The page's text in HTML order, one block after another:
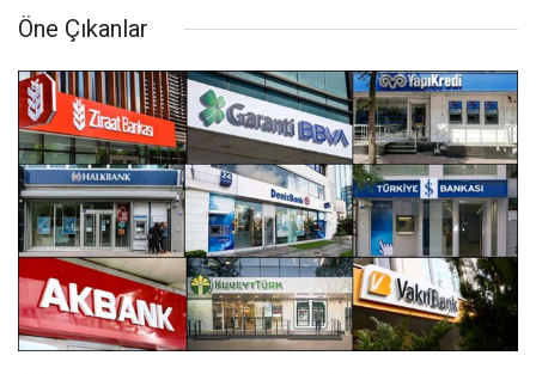
Öne Çıkanlar